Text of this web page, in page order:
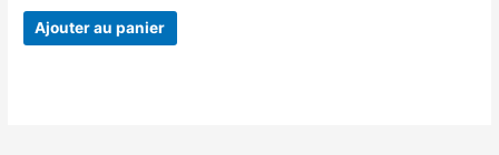
Ajouter au panier